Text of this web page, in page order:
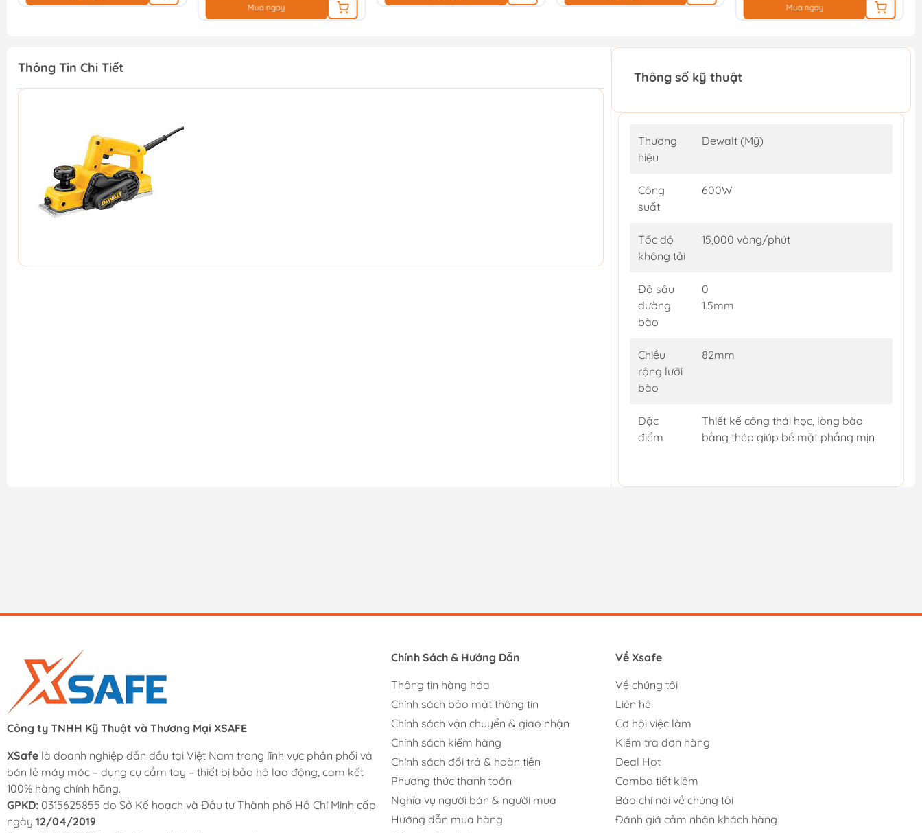
Mua ngay Mua ngay
Thông Tin Chi Tiết
Thông số kỹ thuật
Thương
hiệu
Dewalt (Mỹ)
Công
suất
600W
Tốc độ
không tải
15,000 vòng/phút
Độ sâu
đường
bào
0
1.5mm
Chiều
rộng lưỡi
bào
82mm
Đặc
điểm
Thiết kế công thái học, lòng bào
bằng thép giúp bề mặt phẳng mịn
Công ty TNHH Kỹ Thuật và Thương Mại XSAFE
XSafe là doanh nghiệp dẫn đầu tại Việt Nam trong lĩnh vực phân phối và
bán lẻ máy móc – dụng cụ cầm tay – thiết bị bảo hộ lao động, cam kết
100% hàng chính hãng.
GPKD: 0315625855 do Sở Kế hoạch và Đầu tư Thành phố Hồ Chí Minh cấp
ngày 12/04/2019
Chính Sách & Hướng Dẫn
Thông tin hàng hóa
Chính sách bảo mật thông tin
Chính sách vận chuyển & giao nhận
Chính sách kiểm hàng
Chính sách đổi trả & hoàn tiền
Phương thức thanh toán
Nghĩa vụ người bán & người mua
Hướng dẫn mua hàng
Về Xsafe
Về chúng tôi
Liên hệ
Cơ hội việc làm
Kiểm tra đơn hàng
Deal Hot
Combo tiết kiệm
Báo chí nói về chúng tôi
Đánh giá cảm nhận khách hàng